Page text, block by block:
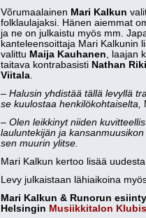
Võrumaalainen Mari Kalkun
folklaulajaksi. Hänen aiemmat
ja ne on julkaistu myös mm.
kanteleensoittaja Mari Kalkunin
valittu Maija Kauhanen, laajan
taitava kontrabasisti Nathan
Viitala.
– Halusin yhdistää tällä levyllä
se kuulostaa henkilökohtaiselta,
– Olen leikkinyt niiden
lauluntekijän ja
sen muurin ylitse.
Mari Kalkun kertoo lisää
Levy julkaistaan lähiaikoina
Mari Kalkun & Runorun
Helsingin Musiikkitalon